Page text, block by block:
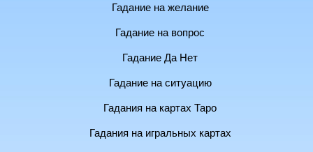
Гадание на желание
Гадание на вопрос
Гадание Да Нет
Гадание на ситуацию
Гадания на картах Таро
Гадания на игральных картах